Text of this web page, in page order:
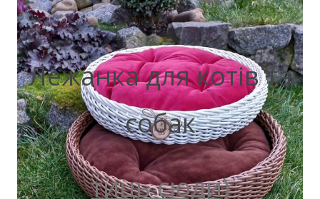
Лежанка для котів та
собак
тиць сюди)